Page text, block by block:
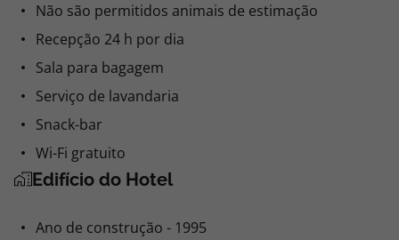
Não são permitidos animais de estimação
Recepção 24 h por dia
Sala para bagagem
Serviço de lavandaria
Snack-bar
Wi-Fi gratuito
Edifício do Hotel
Ano de construção - 1995